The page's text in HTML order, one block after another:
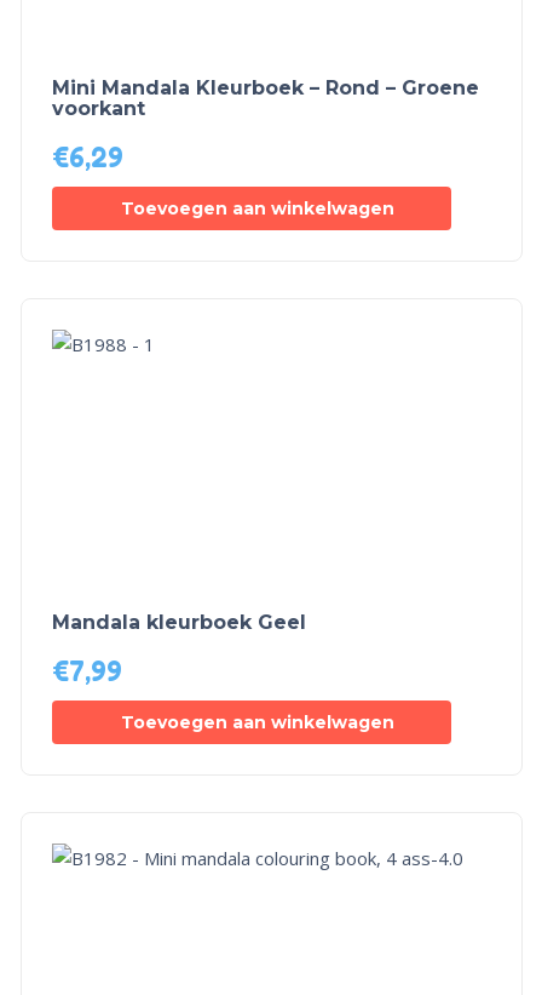
Mini Mandala Kleurboek – Rond – Groene
voorkant
€6,29
Toevoegen aan winkelwagen
Mandala kleurboek Geel
€7,99
Toevoegen aan winkelwagen